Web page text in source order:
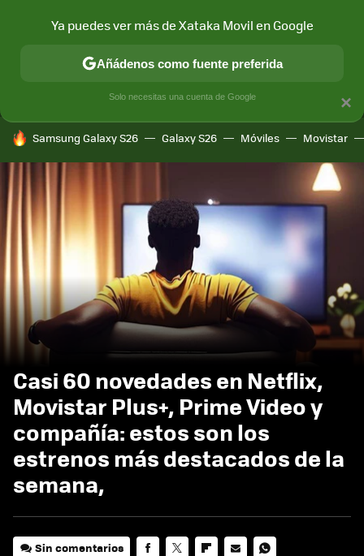
MÓVIL Y SOCIEDAD APLICACIONES
HOY SE HABLA DE
Samsung Galaxy S26 Galaxy S26 Móviles Movistar
Casi 60 novedades en Netflix,
Movistar Plus+, Prime Video y
compañía: estos son los
estrenos más destacados de la
semana,
Sin comentarios
×
Ya puedes ver más de Xataka Movil en Google
Añádenos como fuente preferida
Solo necesitas una cuenta de Google